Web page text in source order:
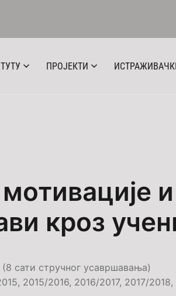
ПРОЈЕКТИ
и
кроз
(8 сати стручног усавршавања)
2015/2016, 2016/2017, 2017/2018,